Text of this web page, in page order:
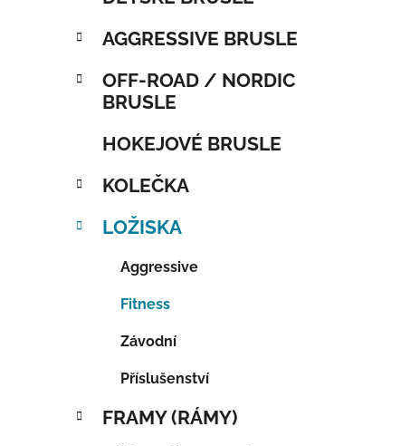
AGGRESSIVE BRUSLE
OFF-ROAD / NORDIC
BRUSLE
HOKEJOVÉ BRUSLE
KOLEČKA
LOŽISKA
Aggressive
Fitness
Závodní
Příslušenství
FRAMY (RÁMY)